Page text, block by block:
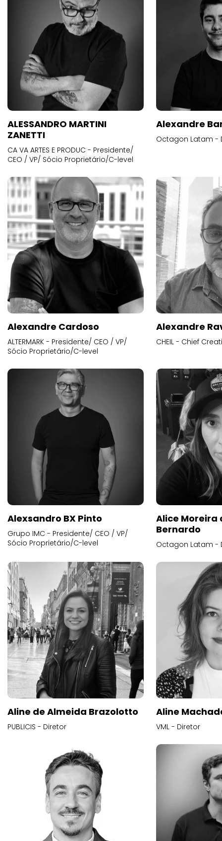
ALESSANDRO MARTINI
ZANETTI
CA VA ARTES E PRODUC - Presidente/
CEO / VP/ Sócio Proprietário/C-level
Alexandre
Octagon Latam -
Alexandre Cardoso
ALTERMARK - Presidente/ CEO / VP/
Sócio Proprietário/C-level
Alexandre
CHEIL - Chief
Alexsandro BX Pinto
Grupo IMC - Presidente/ CEO / VP/
Sócio Proprietário/C-level
Alice
Bernardo
Octagon Latam -
Aline de Almeida Brazolotto
PUBLICIS - Diretor
Aline
VML - Diretor